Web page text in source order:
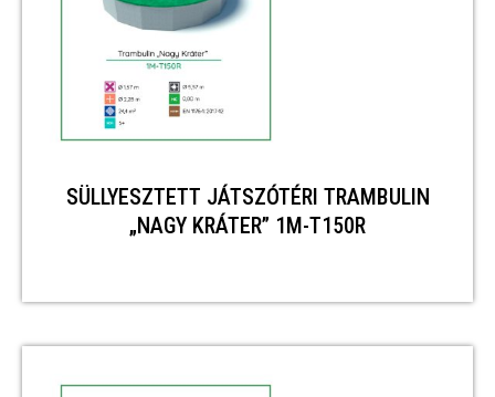
SÜLLYESZTETT JÁTSZÓTÉRI TRAMBULIN
„NAGY KRÁTER” 1M-T150R